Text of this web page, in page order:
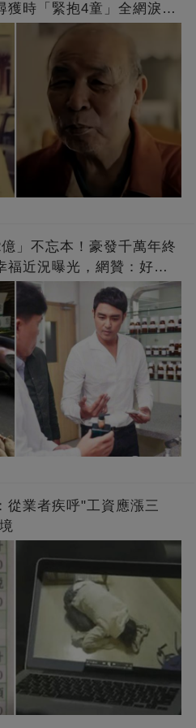
獲時「緊抱4童」全網淚
」不忘本！豪發千萬年終
福近況曝光，網贊：好老
從業者疾呼"工資應漲三